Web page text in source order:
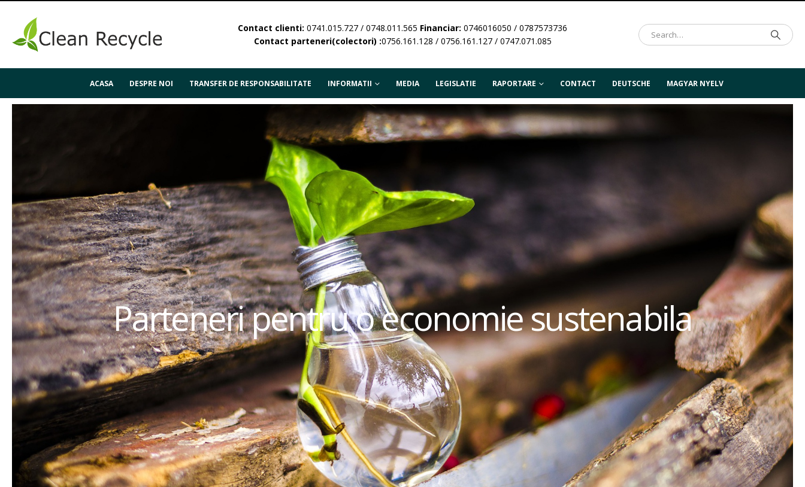
Contact clienti: 0741.015.727 / 0748.011.565 Financiar: 0746016050 / 0787573736
Contact parteneri(colectori) :0756.161.128 / 0756.161.127 / 0747.071.085
ACASA DESPRE NOI TRANSFER DE RESPONSABILITATE INFORMATII MEDIA LEGISLATIE RAPORTARE CONTACT DEUTSCHE MAGYAR NYELV
Parteneri pentru o economie sustenabila